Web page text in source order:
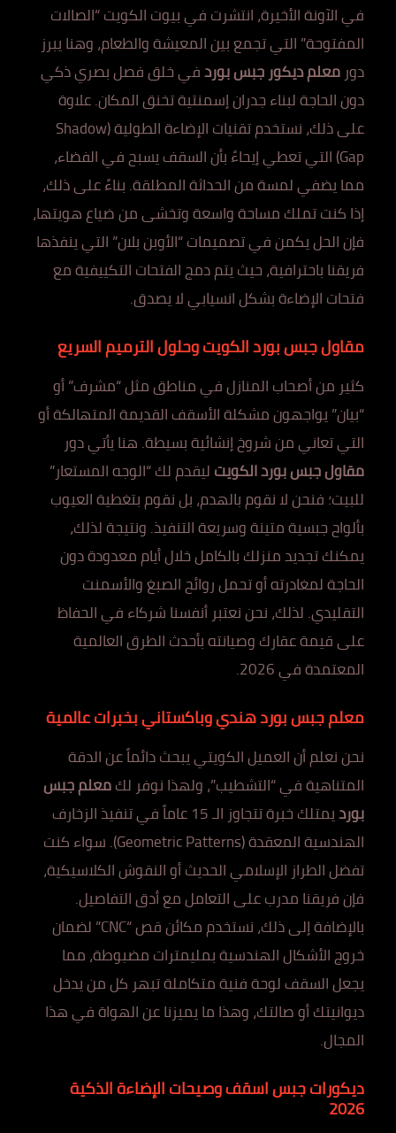
في الآونة الأخيرة، انتشرت في بيوت الكويت “الصالات
المفتوحة” التي تجمع بين المعيشة والطعام، وهنا يبرز
دورمعلم ديكور جبس بوردفي خلق فصل بصري ذكي
دون الحاجة لبناء جدران إسمنتية تخنق المكان. علاوة
على ذلك، نستخدم تقنيات الإضاءة الطولية (Shadow
Gap) التي تعطي إيحاءً بأن السقف يسبح في الفضاء،
مما يضفي لمسة من الحداثة المطلقة. بناءً على ذلك،
إذا كنت تملك مساحة واسعة وتخشى من ضياع هويتها،
فإن الحل يكمن في تصميمات “الأوبن بلان” التي ينفذها
فريقنا باحترافية، حيث يتم دمج الفتحات التكييفية مع
فتحات الإضاءة بشكل انسيابي لا يصدق.
مقاول جبس بورد الكويت وحلول الترميم السريع
كثير من أصحاب المنازل في مناطق مثل “مشرف” أو
“بيان” يواجهون مشكلة الأسقف القديمة المتهالكة أو
التي تعاني من شروخ إنشائية بسيطة. هنا يأتي دور
مقاول جبس بورد الكويتليقدم لك “الوجه المستعار”
للبيت؛ فنحن لا نقوم بالهدم، بل نقوم بتغطية العيوب
بألواح جبسية متينة وسريعة التنفيذ. ونتيجة لذلك،
يمكنك تجديد منزلك بالكامل خلال أيام معدودة دون
الحاجة لمغادرته أو تحمل روائح الصبغ والأسمنت
التقليدي. لذلك، نحن نعتبر أنفسنا شركاء في الحفاظ
على قيمة عقارك وصيانته بأحدث الطرق العالمية
المعتمدة في 2026.
معلم جبس بورد هندي وباكستاني بخبرات عالمية
نحن نعلم أن العميل الكويتي يبحث دائماً عن الدقة
المتناهية في “التشطيب”، ولهذا نوفر لكمعلم جبس
بورد
يمتلك خبرة تتجاوز الـ 15 عاماً في تنفيذ الزخارف
الهندسية المعقدة (Geometric Patterns). سواء كنت
تفضل الطراز الإسلامي الحديث أو النقوش الكلاسيكية،
فإن فريقنا مدرب على التعامل مع أدق التفاصيل.
بالإضافة إلى ذلك، نستخدم مكائن قص “CNC” لضمان
خروج الأشكال الهندسية بمليمترات مضبوطة، مما
يجعل السقف لوحة فنية متكاملة تبهر كل من يدخل
ديوانيتك أو صالتك، وهذا ما يميزنا عن الهواة في هذا
المجال.
ديكورات جبس اسقف وصيحات الإضاءة الذكية
2026